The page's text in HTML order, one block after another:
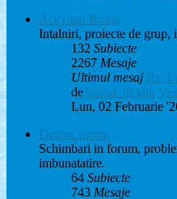
Activitati Rolug
Intalniri, proiecte de grup,
132 Subiecte
2267 Mesaje
Ultimul mesaj Re:
de buksa_ovidiu
Lun, 02 Februarie
Despre forum
Schimbari in forum,
imbunatatire.
64 Subiecte
743 Mesaje